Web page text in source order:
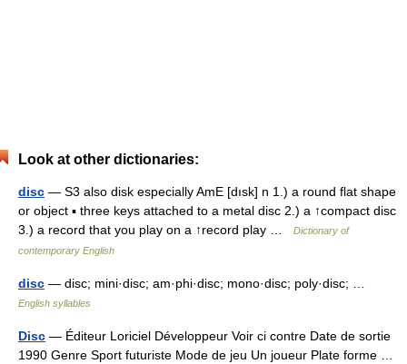
Look at other dictionaries:
disc — S3 also disk especially AmE [dısk] n 1.) a round flat shape
or object ▪ three keys attached to a metal disc 2.) a ↑compact disc
3.) a record that you play on a ↑record play …
Dictionary of
contemporary English
disc — disc; mini·disc; am·phi·disc; mono·disc; poly·disc; …
English syllables
Disc — Éditeur Loriciel Développeur Voir ci contre Date de sortie
1990 Genre Sport futuriste Mode de jeu Un joueur Plate forme …